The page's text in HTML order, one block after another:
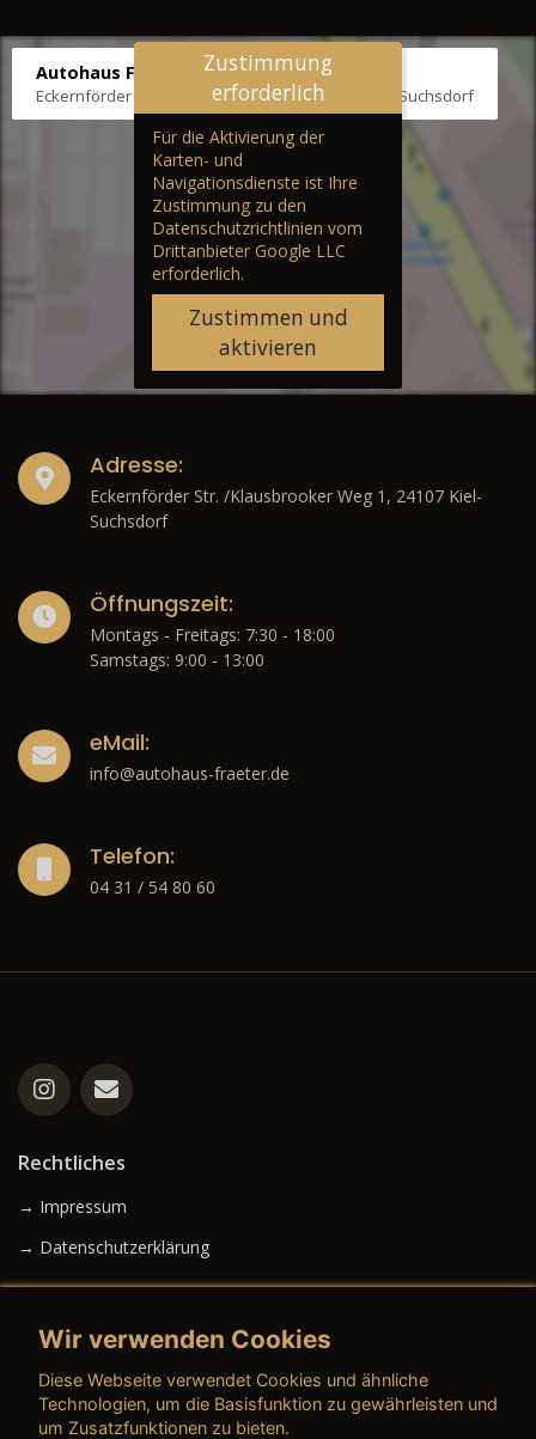
Autohaus Fräter
Eckernförder Str. /Klausbrooker Weg 1, 24107 Kiel-Suchsdorf
Zustimmung
erforderlich
Für die Aktivierung der
Karten- und
Navigationsdienste ist Ihre
Zustimmung zu den
Datenschutzrichtlinien vom
Drittanbieter Google LLC
erforderlich.
Zustimmen und
aktivieren
Adresse:
Eckernförder Str. /Klausbrooker Weg 1, 24107 Kiel-
Suchsdorf
Öffnungszeit:
Montags - Freitags: 7:30 - 18:00
Samstags: 9:00 - 13:00
eMail:
info@autohaus-fraeter.de
Telefon:
04 31 / 54 80 60
Rechtliches
→ Impressum
→ Datenschutzerklärung
→ AGB (Gebrauchtwagen)
Wir verwenden Cookies
Diese Webseite verwendet Cookies und ähnliche
Technologien, um die Basisfunktion zu gewährleisten und
um Zusatzfunktionen zu bieten.